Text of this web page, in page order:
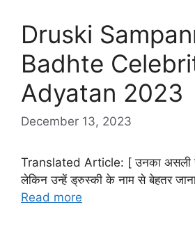
Druski
Badhte
Adyatan 2023
December 13, 2023
Translated Article: [ उनका असली
लेकिन उन्हें ड्रुस्की के नाम से बेहतर
Read more